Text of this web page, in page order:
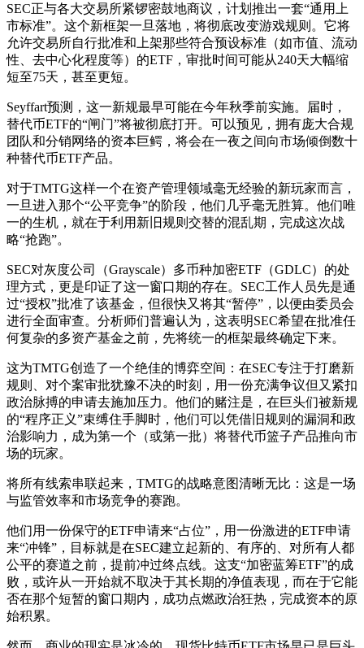
SEC正与各大交易所紧锣密鼓地商议，计划推出一套“通用上
市标准”。这个新框架一旦落地，将彻底改变游戏规则。它将
允许交易所自行批准和上架那些符合预设标准（如市值、流动
性、去中心化程度等）的ETF，审批时间可能从240天大幅缩
短至75天，甚至更短。
Seyffart预测，这一新规最早可能在今年秋季前实施。届时，
替代币ETF的“闸门”将被彻底打开。可以预见，拥有庞大合规
团队和分销网络的资本巨鳄，将会在一夜之间向市场倾倒数十
种替代币ETF产品。
对于TMTG这样一个在资产管理领域毫无经验的新玩家而言，
一旦进入那个“公平竞争”的阶段，他们几乎毫无胜算。他们唯
一的生机，就在于利用新旧规则交替的混乱期，完成这次战
略“抢跑”。
SEC对灰度公司（Grayscale）多币种加密ETF（GDLC）的处
理方式，更是印证了这一窗口期的存在。SEC工作人员先是通
过“授权”批准了该基金，但很快又将其“暂停”，以便由委员会
进行全面审查。分析师们普遍认为，这表明SEC希望在批准任
何复杂的多资产基金之前，先将统一的框架最终确定下来。
这为TMTG创造了一个绝佳的博弈空间：在SEC专注于打磨新
规则、对个案审批犹豫不决的时刻，用一份充满争议但又紧扣
政治脉搏的申请去施加压力。他们的赌注是，在巨头们被新规
的“程序正义”束缚住手脚时，他们可以凭借旧规则的漏洞和政
治影响力，成为第一个（或第一批）将替代币篮子产品推向市
场的玩家。
将所有线索串联起来，TMTG的战略意图清晰无比：这是一场
与监管效率和市场竞争的赛跑。
他们用一份保守的ETF申请来“占位”，用一份激进的ETF申请
来“冲锋”，目标就是在SEC建立起新的、有序的、对所有人都
公平的赛道之前，提前冲过终点线。这支“加密蓝筹ETF”的成
败，或许从一开始就不取决于其长期的净值表现，而在于它能
否在那个短暂的窗口期内，成功点燃政治狂热，完成资本的原
始积累。